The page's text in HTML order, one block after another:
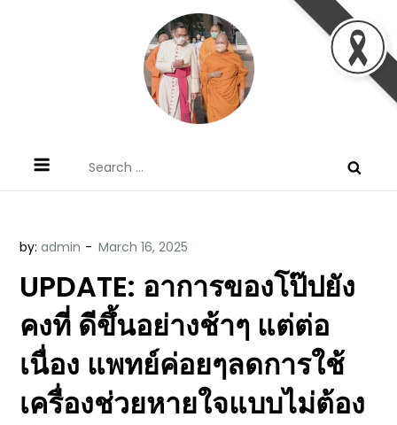
ประทานพระพรแก่พวกท่านท้งหลายเทอญ
for:
by:admin
UPDATE: อาการของโป๊ปยัง
คงที่ ดีขึ้นอย่างช้าๆ แต่ต่อ
เนื่อง แพทย์ค่อยๆลดการใช้
เครื่องช่วยหายใจแบบไม่ต้อง